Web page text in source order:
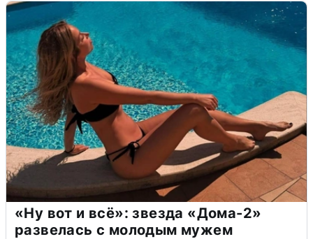
«Ну вот и всё»: звезда «Дома-2»
развелась с молодым мужем